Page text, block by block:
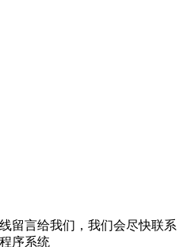
留言给我们，我们会尽快联系
序系统